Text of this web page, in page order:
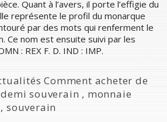
Quant à l’avers, il porte l’effigie du
représente le profil du monarque
par des mots qui renferment le
Ce nom est ensuite suivi par les
: REX F. D. IND : IMP.
Comment acheter de
demi souverain , monnaie
,souverain